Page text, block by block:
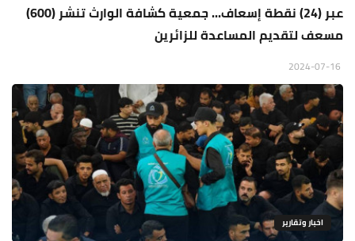
عبر (24) نقطة إسعاف... جمعية كشافة الوارث تنشر (600)
مسعف لتقديم المساعدة للزائرين
اخبار وتقارير